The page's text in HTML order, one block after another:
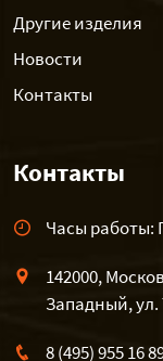
Другие изделия
Новости
Контакты
Контакты
Часы работы:
142000,
Западный, ул.
8 (495) 955 16